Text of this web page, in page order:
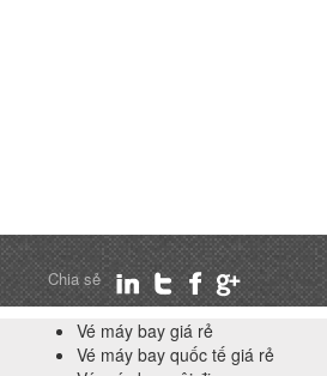
Chia sẻ
Vé máy bay giá rẻ
Vé máy bay quốc tế giá rẻ